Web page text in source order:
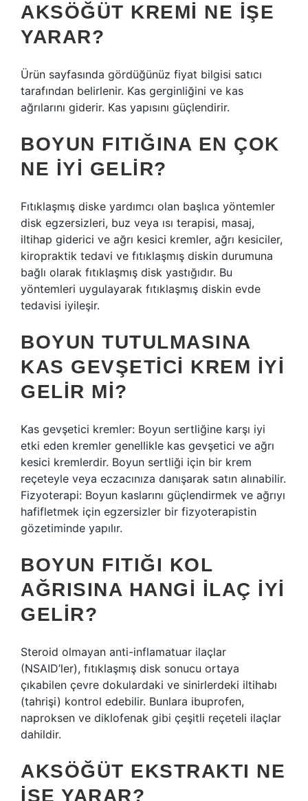
AKSÖĞÜT KREMI NE İŞE
YARAR?
Ürün sayfasında gördüğünüz fiyat bilgisi satıcı
tarafından belirlenir. Kas gerginliğini ve kas
ağrılarını giderir. Kas yapısını güçlendirir.
BOYUN FITIĞINA EN ÇOK
NE IYI GELIR?
Fıtıklaşmış diske yardımcı olan başlıca yöntemler
disk egzersizleri, buz veya ısı terapisi, masaj,
iltihap giderici ve ağrı kesici kremler, ağrı kesiciler,
kiropraktik tedavi ve fıtıklaşmış diskin durumuna
bağlı olarak fıtıklaşmış disk yastığıdır. Bu
yöntemleri uygulayarak fıtıklaşmış diskin evde
tedavisi iyileşir.
BOYUN TUTULMASINA
KAS GEVŞETICI KREM IYI
GELIR MI?
Kas gevşetici kremler: Boyun sertliğine karşı iyi
etki eden kremler genellikle kas gevşetici ve ağrı
kesici kremlerdir. Boyun sertliği için bir krem ​​
reçeteyle veya eczacınıza danışarak satın alınabilir.
Fizyoterapi: Boyun kaslarını güçlendirmek ve ağrıyı
hafifletmek için egzersizler bir fizyoterapistin
gözetiminde yapılır.
BOYUN FITIĞI KOL
AĞRISINA HANGI ILAÇ IYI
GELIR?
Steroid olmayan anti-inflamatuar ilaçlar
(NSAID’ler), fıtıklaşmış disk sonucu ortaya
çıkabilen çevre dokulardaki ve sinirlerdeki iltihabı
(tahrişi) kontrol edebilir. Bunlara ibuprofen,
naproksen ve diklofenak gibi çeşitli reçeteli ilaçlar
dahildir.
AKSÖĞÜT EKSTRAKTI NE
IŞE YARAR?